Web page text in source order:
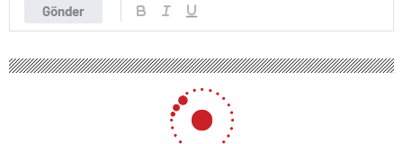
Gönder